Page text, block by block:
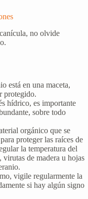
no olvide
está en una maceta,
protegido.
hídrico, es importante
sobre todo
orgánico que se
proteger las raíces de
la temperatura del
de madera u hojas
vigile regularmente la
si hay algún signo